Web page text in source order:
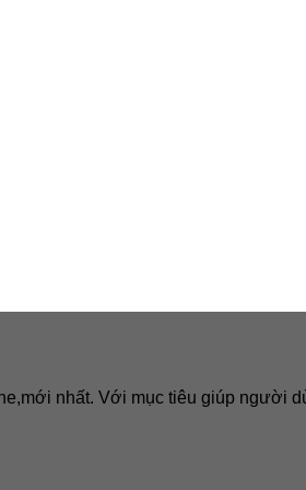
nhất. Với mục tiêu giúp người